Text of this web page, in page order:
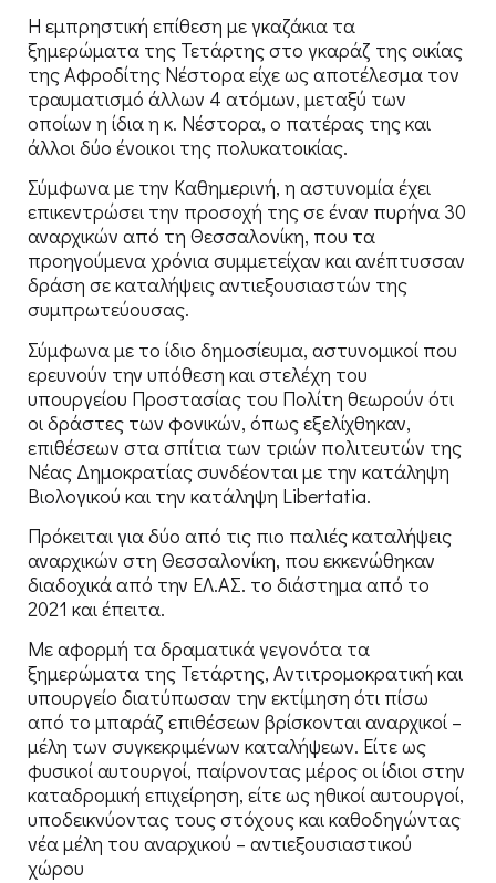
Η εμπρηστική επίθεση με γκαζάκια τα
ξημερώματα της Τετάρτης στο γκαράζ της οικίας
της Αφροδίτης Νέστορα είχε ως αποτέλεσμα τον
τραυματισμό άλλων 4 ατόμων, μεταξύ των
οποίων η ίδια η κ. Νέστορα, ο πατέρας της και
άλλοι δύο ένοικοι της πολυκατοικίας.
Σύμφωνα με την Καθημερινή, η αστυνομία έχει
επικεντρώσει την προσοχή της σε έναν πυρήνα 30
αναρχικών από τη Θεσσαλονίκη, που τα
προηγούμενα χρόνια συμμετείχαν και ανέπτυσσαν
δράση σε καταλήψεις αντιεξουσιαστών της
συμπρωτεύουσας.
Σύμφωνα με το ίδιο δημοσίευμα, αστυνομικοί που
ερευνούν την υπόθεση και στελέχη του
υπουργείου Προστασίας του Πολίτη θεωρούν ότι
οι δράστες των φονικών, όπως εξελίχθηκαν,
επιθέσεων στα σπίτια των τριών πολιτευτών της
Νέας Δημοκρατίας συνδέονται με την κατάληψη
Βιολογικού και την κατάληψη Libertatia.
Πρόκειται για δύο από τις πιο παλιές καταλήψεις
αναρχικών στη Θεσσαλονίκη, που εκκενώθηκαν
διαδοχικά από την ΕΛ.ΑΣ. το διάστημα από το
2021 και έπειτα.
Με αφορμή τα δραματικά γεγονότα τα
ξημερώματα της Τετάρτης, Αντιτρομοκρατική και
υπουργείο διατύπωσαν την εκτίμηση ότι πίσω
από το μπαράζ επιθέσεων βρίσκονται αναρχικοί –
μέλη των συγκεκριμένων καταλήψεων. Είτε ως
φυσικοί αυτουργοί, παίρνοντας μέρος οι ίδιοι στην
καταδρομική επιχείρηση, είτε ως ηθικοί αυτουργοί,
υποδεικνύοντας τους στόχους και καθοδηγώντας
νέα μέλη του αναρχικού – αντιεξουσιαστικού
χώρου